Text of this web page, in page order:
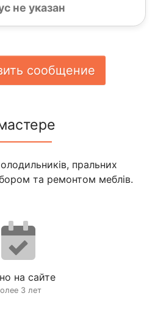
не указан
сообщение
пральних
та ремонтом меблів.
на сайте
3 лет